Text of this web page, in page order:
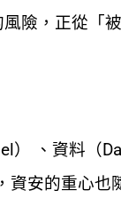
險，正從「
） 、資料（
資安的重心也